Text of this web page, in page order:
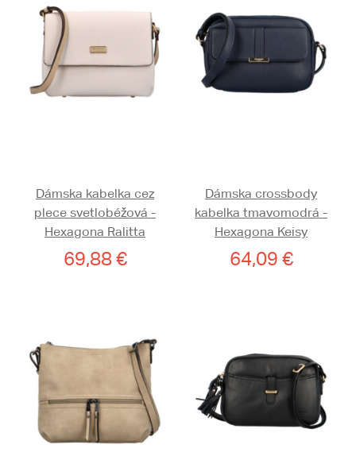
Dámska kabelka cez
plece svetlobéžová -
Hexagona Ralitta
69,88 €
Dámska crossbody
kabelka tmavomodrá -
Hexagona Keisy
64,09 €